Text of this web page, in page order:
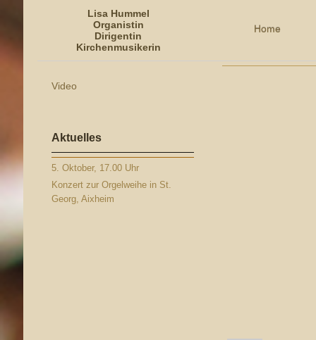
Lisa Hummel
Organistin
Dirigentin
Kirchenmusikerin
Home
Lisa Hummel - Organistin
Video
Aktuelles
5. Oktober, 17.00 Uhr
Konzert zur Orgelweihe in St.
Georg, Aixheim